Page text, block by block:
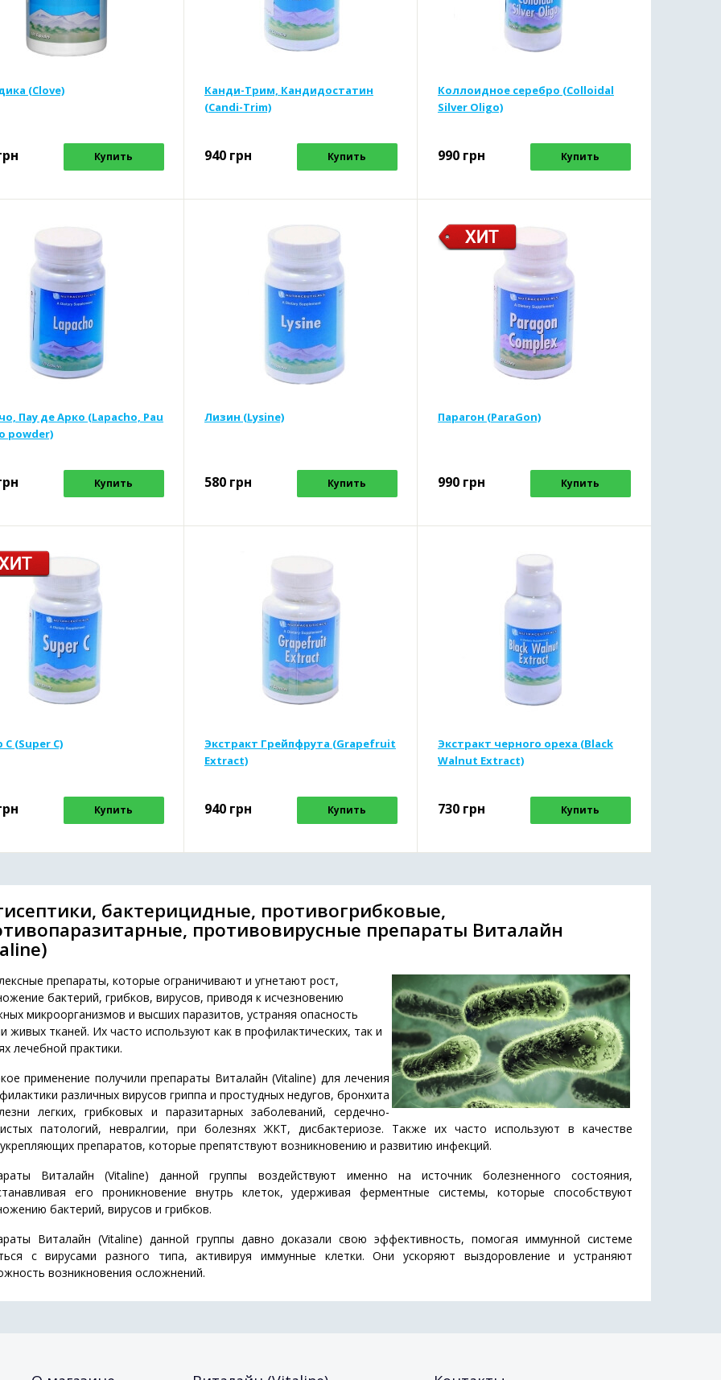
(Clove)
Купить
Канди-Трим, Кандидостатин
(Candi-Trim)
940 грн Купить
Коллоидное серебро (Colloidal
Silver Oligo)
990 грн Купить
Пау де Арко (Lapacho, Pau
powder)
Купить
Лизин (Lysine)
580 грн Купить
Парагон (ParaGon)
990 грн Купить
С (Super С)
Купить
Экстракт Грейпфрута (Grapefruit
Extract)
940 грн Купить
Экстракт черного ореха (Black
Walnut Extract)
730 грн Купить
бактерицидные, противогрибковые,
противовирусные препараты Виталайн
препараты, которые ограничивают и угнетают рост,
бактерий, грибков, вирусов, приводя к исчезновению
микроорганизмов и высших паразитов, устраняя опасность
живых тканей. Их часто используют как в профилактических, так и
лечебной практики.
применение получили препараты Виталайн (Vitaline) для лечения
различных вирусов гриппа и простудных недугов, бронхита
легких, грибковых и паразитарных заболеваний, сердечно-
патологий, невралгии, при болезнях ЖКТ, дисбактериозе. Также их часто используют в качестве
препаратов, которые препятствуют возникновению и развитию инфекций.
Виталайн (Vitaline) данной группы воздействуют именно на источник болезненного состояния,
его проникновение внутрь клеток, удерживая ферментные системы, которые способствуют
бактерий, вирусов и грибков.
Виталайн (Vitaline) данной группы давно доказали свою эффективность, помогая иммунной системе
с вирусами разного типа, активируя иммунные клетки. Они ускоряют выздоровление и устраняют
возникновения осложнений.